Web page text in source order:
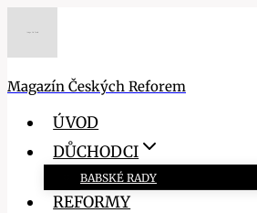
Magazín Českých Reforem
ÚVOD
DŮCHODCI
BABSKÉ RADY
REFORMY